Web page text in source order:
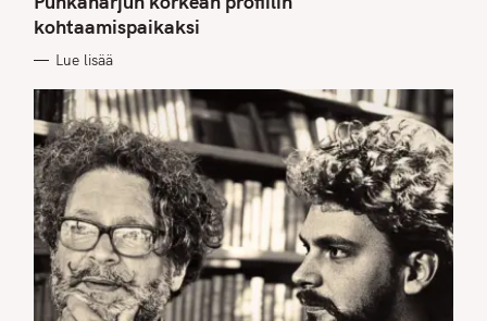
O
R
I
S
kohtaamispaikaksi
Lue lisää